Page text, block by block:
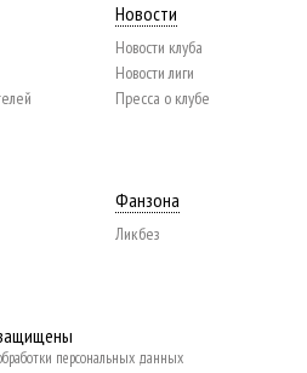
Новости
Новости клуба
Новости лиги
Пресса о клубе
Фанзона
Ликбез
персональных данных